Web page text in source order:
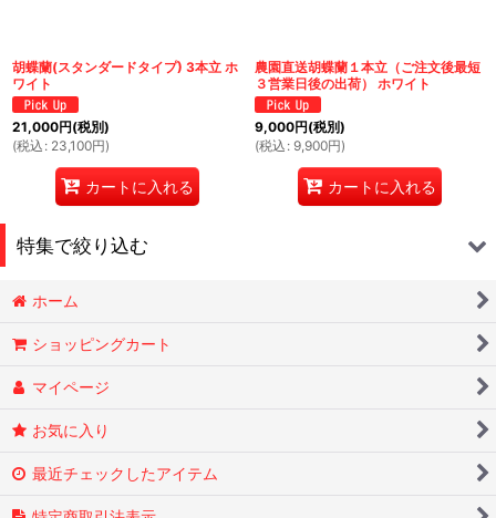
胡蝶蘭(スタンダードタイプ) 3本立 ホ
ワイト
21,000円(税別)
(税込 : 23,100円)
カートに入れる
農園直送胡蝶蘭１本立（ご注文後最短
３営業日後の出荷） ホワイト
9,000円(税別)
(税込 : 9,900円)
カートに入れる
特集で絞り込む
胡蝶蘭
ミディ胡蝶蘭
観葉植物
ホーム
ショッピングカート
マイページ
お気に入り
最近チェックしたアイテム